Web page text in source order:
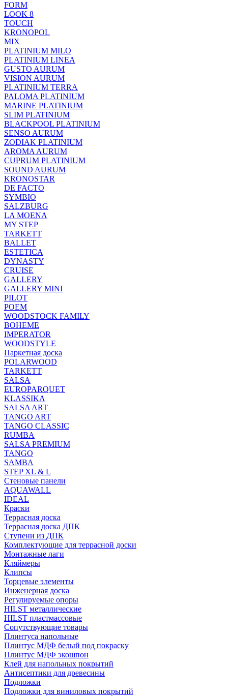
FORM
LOOK 8
TOUCH
KRONOPOL
MIX
PLATINIUM MILO
PLATINIUM LINEA
GUSTO AURUM
VISION AURUM
PLATINIUM TERRA
PALOMA PLATINIUM
MARINE PLATINIUM
SLIM PLATINIUM
BLACKPOOL PLATINIUM
SENSO AURUM
ZODIAK PLATINIUM
AROMA AURUM
CUPRUM PLATINIUM
SOUND AURUM
KRONOSTAR
DE FACTO
SYMBIO
SALZBURG
LA MOENA
MY STEP
TARKETT
BALLET
ESTETICA
DYNASTY
CRUISE
GALLERY
GALLERY MINI
PILOT
POEM
WOODSTOCK FAMILY
BOHEME
IMPERATOR
WOODSTYLE
Паркетная доска
POLARWOOD
TARKETT
SALSA
EUROPARQUET
KLASSIKA
SALSA ART
TANGO ART
TANGO CLASSIC
RUMBA
SALSA PREMIUM
TANGO
SAMBA
STEP XL & L
Стеновые панели
AQUAWALL
IDEAL
Краски
Террасная доска
Террасная доска ДПК
Ступени из ДПК
Комплектующие для террасной доски
Монтажные лаги
Кляймеры
Клипсы
Торцевые элементы
Инженерная доска
Регулируемые опоры
HILST металлические
HILST пластмассовые
Сопутствующие товары
Плинтуса напольные
Плинтус МДФ белый под покраску
Плинтус МДФ экошпон
Клей для напольных покрытий
Антисептики для древесины
Подложки
Подложки для виниловых покрытий